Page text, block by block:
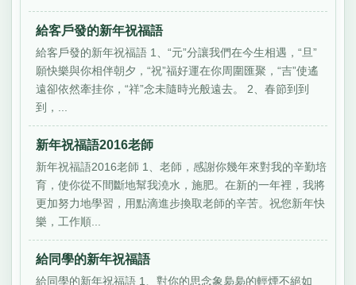
給客戶發的新年祝福語
給客戶發的新年祝福語 1、“元”分讓我們在今生相遇，“旦”
願快樂與你相伴朝夕，“祝”福好運在你周圍匯聚，“吉”使遙
遠卻依然牽挂你，“祥”念未隨時光般遠去。 2、春節到到
到，...
新年祝福語2016老師
新年祝福語2016老師 1、老師，感謝你幾年來對我的辛勤培
育，使你從不間斷地幫我澆水，施肥。在新的一年裡，我將
更加努力地學習，用點滴進步換取老師的辛苦。祝您新年快
樂，工作順...
給同學的新年祝福語
給同學的新年祝福語 1、對你的思念象裊裊的輕煙不絕如